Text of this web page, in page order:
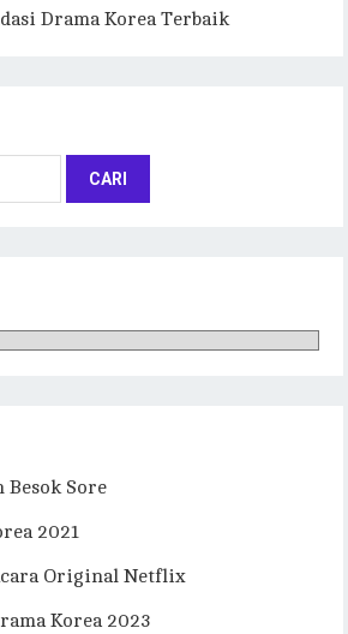
Drama Korea Terbaik
Sore
2021
Original Netflix
Korea 2023